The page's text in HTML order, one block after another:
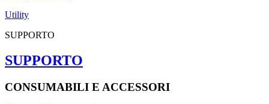
Utility
SUPPORTO
SUPPORTO
CONSUMABILI E ACCESSORI